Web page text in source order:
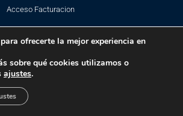
Acceso Facturacion
derechos reservados. SmartMeeting 2023
Made with ❤ by IsmaSEO
ofrecerte la mejor experiencia en
sobre qué cookies utilizamos o
ajustes.